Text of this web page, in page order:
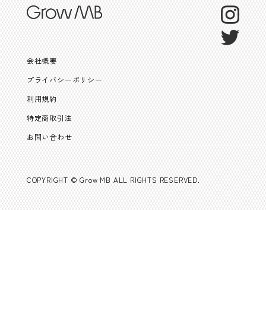
会社概要
プライバシーポリシー
利用規約
特定商取引法
お問い合わせ
COPYRIGHT © Grow MB ALL RIGHTS RESERVED.